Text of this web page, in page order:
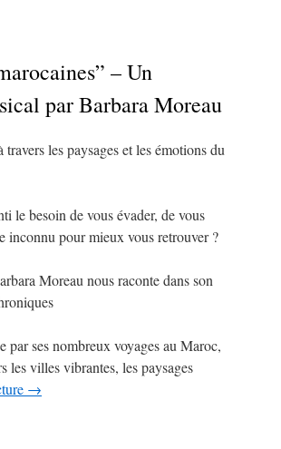
– Un
par Barbara Moreau
les paysages et les émotions du
le besoin de vous évader, de vous
inconnu pour mieux vous retrouver ?
Moreau nous raconte dans son
par ses nombreux voyages au Maroc,
les villes vibrantes, les paysages
→